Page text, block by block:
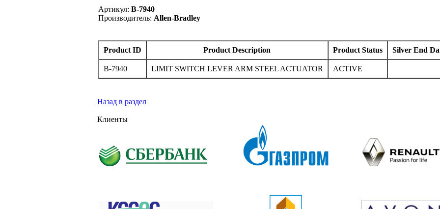
Артикул: B-7940
Производитель: Allen-Bradley
Product ID Product Description Product Status Silver End
B-7940 LIMIT SWITCH LEVER ARM STEEL ACTUATOR ACTIVE
Назад в раздел
Клиенты